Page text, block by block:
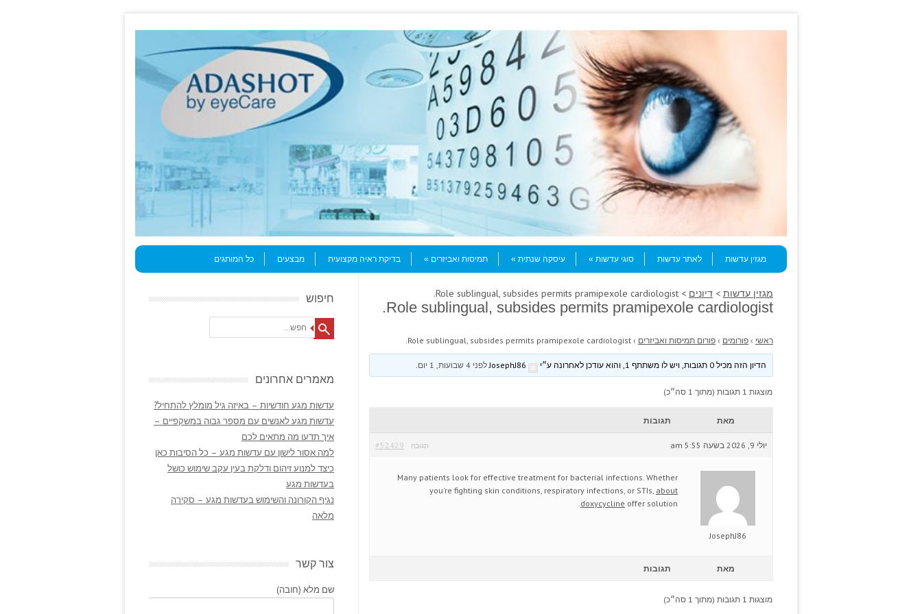
Menu
Skip to content
מגזין עדשות
לאתר עדשות סוגי עדשות עיסקה שנתית תמיסות ואביזרים בדיקת ראיה מקצועית מבצעים כל המותגים
מגזין עדשות > דיונים > Role sublingual, subsides permits pramipexole cardiologist.
Role sublingual, subsides permits pramipexole cardiologist.
ראשי › פורומים › פורום תמיסות ואביזרים ›
Role sublingual, subsides permits pramipexole cardiologist.
הדיון הזה מכיל 0 תגובות, ויש לו משתתף 1, והוא עודכן לאחרונה ע״י לפני 4 שבועות, 1 יום
מוצגות 1 תגובות (מתוך 1 סה״כ)
מאת תגובות
יולי 9, 2026 בשעה 5:55 am #52429 תגובה
JosephJ86
Many patients look for effective treatment for bacterial infections. Whether
you're fighting skin conditions, respiratory infections, or STIs, about
doxycycline offer solution.
מאת תגובות
מוצגות 1 תגובות (מתוך 1 סה״כ)
חיפוש
Search
מאמרים אחרונים
עדשות מגע חודשיות – באיזה גיל מומלץ להתחיל?
עדשות מגע לאנשים עם מספר גבוה במשקפיים –
איך תדעו מה מתאים לכם
למה אסור לישון עם עדשות מגע – כל הסיבות כאן
כיצד למנוע זיהום ודלקת בעין עקב שימוש כושל
בעדשות מגע
נגיף הקורונה והשימוש בעדשות מגע – סקירה
מלאה
צור קשר
שם מלא (חובה)